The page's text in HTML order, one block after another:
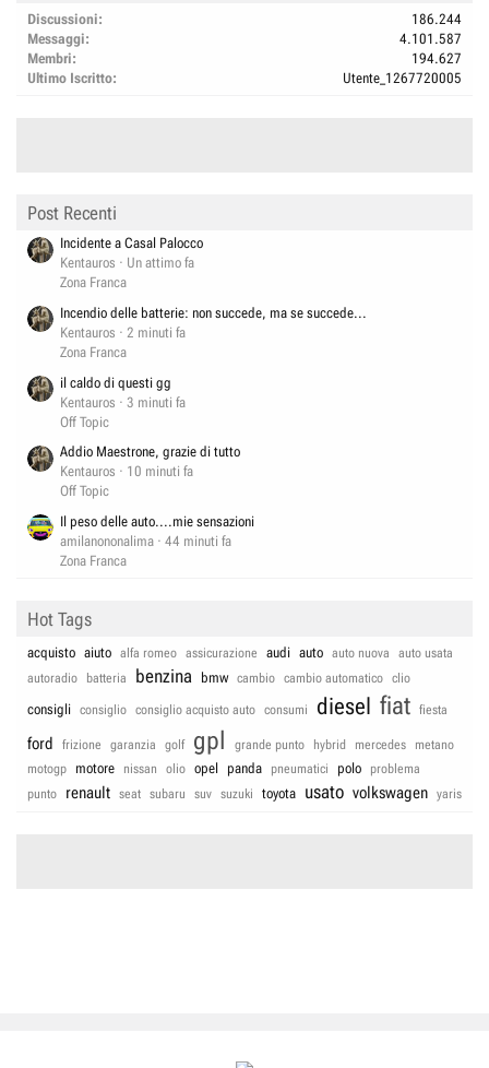
Discussioni
186.244
Messaggi
4.101.587
Membri
194.627
Ultimo Iscritto
Utente_1267720005
Post Recenti
Incidente a Casal Palocco
Kentauros
Un attimo fa
Zona Franca
Incendio delle batterie: non succede, ma se succede...
Kentauros
2 minuti fa
Zona Franca
il caldo di questi gg
Kentauros
3 minuti fa
Off Topic
Addio Maestrone, grazie di tutto
Kentauros
10 minuti fa
Off Topic
Il peso delle auto....mie sensazioni
amilanononalima
44 minuti fa
Zona Franca
Hot Tags
acquisto aiuto alfa romeo assicurazione audi auto auto nuova
auto usata
autoradio
batteria benzina bmw cambio cambio automatico clio
consigli consiglio consiglio acquisto auto consumi diesel fiat fiesta
ford frizione garanzia golf gpl grande punto hybrid mercedes
metano
motogp
motore nissan olio opel panda pneumatici polo
problema
punto
renault seat subaru suv suzuki toyota usato volkswagen yaris